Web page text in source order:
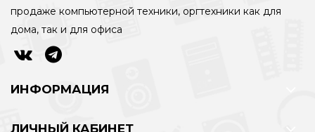
продаже компьютерной техники, оргтехники как для
дома, так и для офиса
ИНФОРМАЦИЯ
ЛИЧНЫЙ КАБИНЕТ